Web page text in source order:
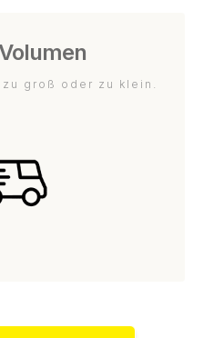
groß oder zu klein.